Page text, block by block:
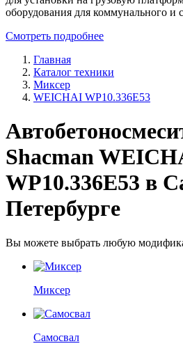
оборудования для коммунального и
Смотреть подробнее
Главная
Каталог техники
Миксер
WEICHAI WP10.336E53
Shacman
WP10.336E53 в
Петербурге
Вы можете выбрать любую
Миксер
Самосвал